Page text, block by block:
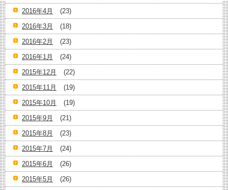
2016年4月
(23)
2016年3月
(18)
2016年2月
(23)
2016年1月
(24)
2015年12月
(22)
2015年11月
(19)
2015年10月
(19)
2015年9月
(21)
2015年8月
(23)
2015年7月
(24)
2015年6月
(26)
2015年5月
(26)